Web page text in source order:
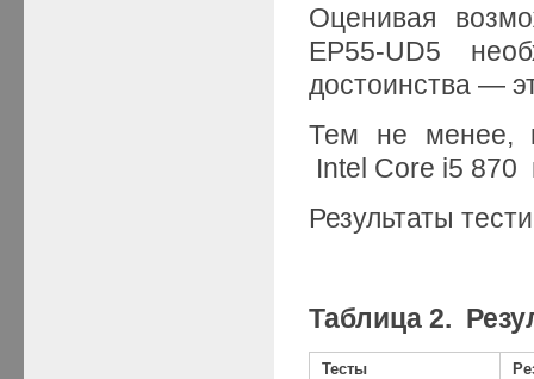
Оценивая
EP55-UD5
достоинства —
Тем не менее,
Intel Core i5 870
Результаты
Таблица 2.
Тесты